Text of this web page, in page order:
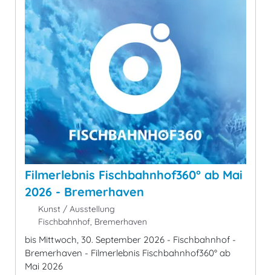
Filmerlebnis Fischbahnhof360° ab Mai
2026 - Bremerhaven
Kunst / Ausstellung
Fischbahnhof, Bremerhaven
bis Mittwoch, 30. September 2026 - Fischbahnhof -
Bremerhaven - Filmerlebnis Fischbahnhof360° ab
Mai 2026